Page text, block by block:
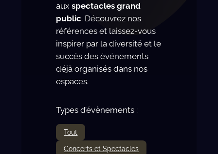
auxspectacles grand
public. Découvrez nos
références et laissez-vous
inspirer par la diversité et le
succès des événements
déjà organisés dans nos
espaces.
Types d’évènements :
Tout
Concerts et Spectacles